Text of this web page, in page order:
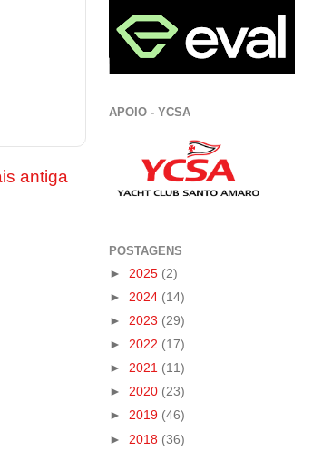
antiga
APOIO - YCSA
POSTAGENS
► 2025 (2)
► 2024 (14)
► 2023 (29)
► 2022 (17)
► 2021 (11)
► 2020 (23)
► 2019 (46)
► 2018 (36)